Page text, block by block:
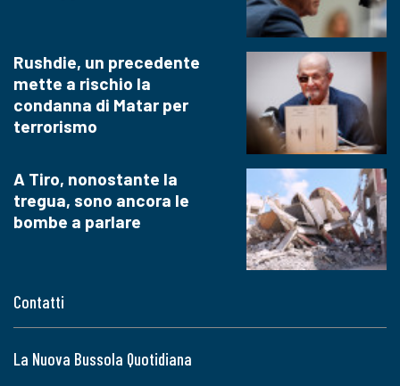
Contatti
La Nuova Bussola Quotidiana
Rushdie, un precedente
mette a rischio la
condanna di Matar per
terrorismo
A Tiro, nonostante la
tregua, sono ancora le
bombe a parlare